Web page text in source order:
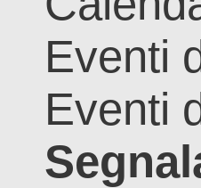
Eventi
Eventi